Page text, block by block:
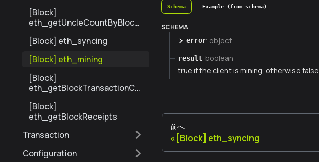
[Block]
eth_getUncleCountByBlock
[Block] eth_syncing
[Block] eth_mining
[Block]
eth_getBlockTransactionCo
[Block]
eth_getBlockReceipts
Transaction
Configuration
Schema Example (from schema)
SCHEMA
error object
result boolean
true if the client is mining, otherwise false.
前へ
[Block] eth_syncing